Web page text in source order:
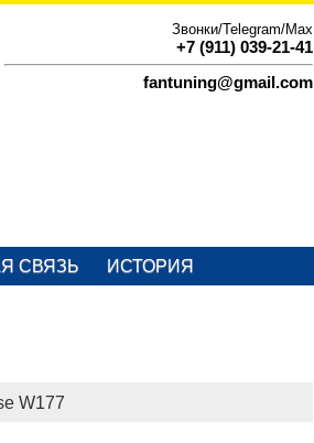
Звонки/Telegram/Max
+7 (911) 039-21-41
fantuning@gmail.com
СВЯЗЬ ИСТОРИЯ
W177